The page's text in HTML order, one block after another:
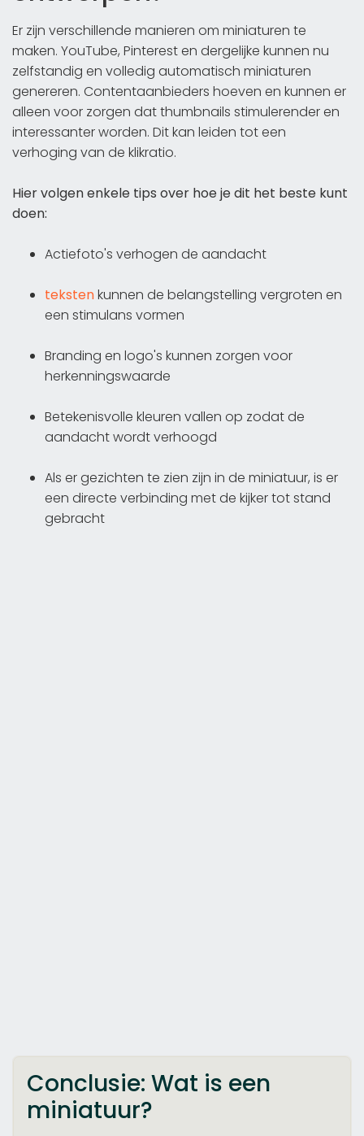
Er zijn verschillende manieren om miniaturen te
maken. YouTube, Pinterest en dergelijke kunnen nu
zelfstandig en volledig automatisch miniaturen
genereren. Contentaanbieders hoeven en kunnen er
alleen voor zorgen dat thumbnails stimulerender en
interessanter worden. Dit kan leiden tot een
verhoging van de klikratio.
Hier volgen enkele tips over hoe je dit het beste kunt
doen:
Actiefoto's verhogen de aandacht
tekstenkunnen de belangstelling vergroten en
een stimulans vormen
Branding en logo's kunnen zorgen voor
herkenningswaarde
Betekenisvolle kleuren vallen op zodat de
aandacht wordt verhoogd
Als er gezichten te zien zijn in de miniatuur, is er
een directe verbinding met de kijker tot stand
gebracht
Conclusie: Wat is een
miniatuur?